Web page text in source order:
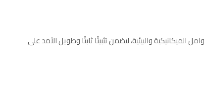
والبيئية، ليضمن تثبيتًا ثابتًا وطويل الأمد على